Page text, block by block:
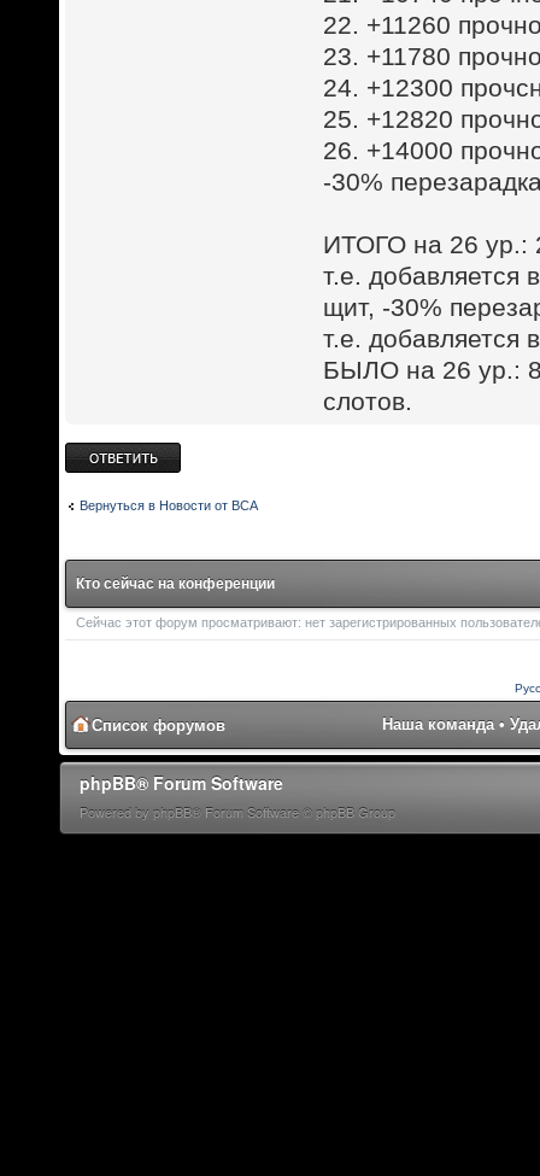
22. +11260
23. +11780
24. +12300
25. +12820
26. +14000
-30%
ИТОГО на 26 ур.:
т.е. добавляется
щит, -30%
т.е. добавляется
БЫЛО на 26 ур.:
слотов.
Ответить
Вернуться в Новости от ВСА
Кто сейчас на конференции
Сейчас этот форум просматривают: нет зарегистрированных
Список форумов Наша команда•
phpBB® Forum Software
Powered by phpBB® Forum Software © phpBB Group